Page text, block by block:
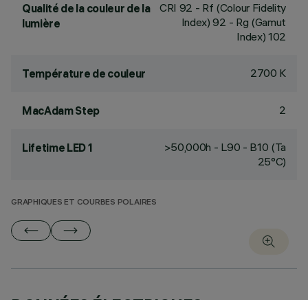
Qualité de la couleur de la
lumière
CRI 92 - Rf (Colour Fidelity
Index) 92 - Rg (Gamut
Index) 102
Température de couleur 2700 K
MacAdam Step 2
Lifetime LED 1
>50,000h - L90 - B10 (Ta
25°C)
GRAPHIQUES ET COURBES POLAIRES